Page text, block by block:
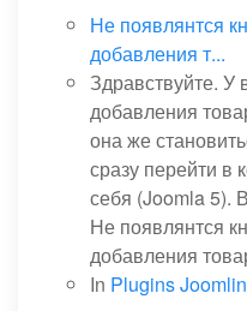
Не появлянтся
добавления т...
Здравствуйте. У
добавления
она же
сразу перейти в
себя (Joomla 5).
Не появлянтся
добавления
In Plugins